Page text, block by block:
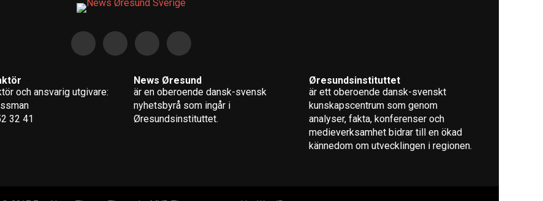
och ansvarig utgivare:
32 41
News Øresund
är en oberoende dansk-svensk
nyhets­byrå som ingår i
Øresundsinstituttet.
Øresundsinstituttet
är ett oberoende dansk-svenskt
kunskapscentrum som genom
analyser, fakta, konferenser och
medieverksamhet bidrar till en ökad
kännedom om utvecklingen i regionen.